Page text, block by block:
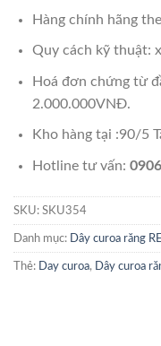
Hàng chính hãng
Quy cách kỹ thuật:
Hoá đơn chứng từ
2.000.000VNĐ.
Kho hàng tại :90/5
Hotline tư vấn:
SKU: SKU354
Danh mục: Dây curoa răng
Thẻ: Day curoa, Dây curoa